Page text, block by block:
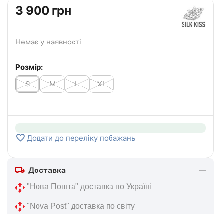
‍3 900‍ грн
Немає у наявності
Розмір:
S
M L XL
Додати до переліку побажань
Доставка
"Нова Пошта" доставка по Україні
"Nova Post" доставка по світу